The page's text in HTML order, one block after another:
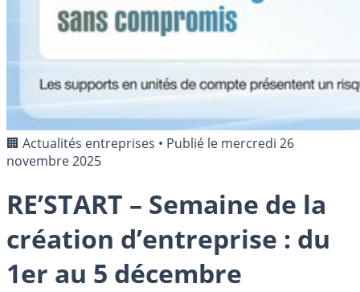
🏢 Actualités entreprises • Publié le mercredi 26
novembre 2025
RE’START – Semaine de la
création d’entreprise : du
1er au 5 décembre